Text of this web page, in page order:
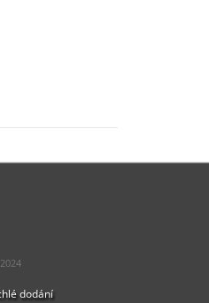
obchodu je 5 z 5 hvězdiček.
dodání